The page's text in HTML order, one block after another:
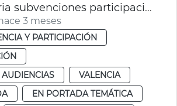
Convocatoria subvenciones participación ciudadana 2026 València
3 meses
Y PARTICIPACIÓN
VALENCIA
EN PORTADA TEMÁTICA